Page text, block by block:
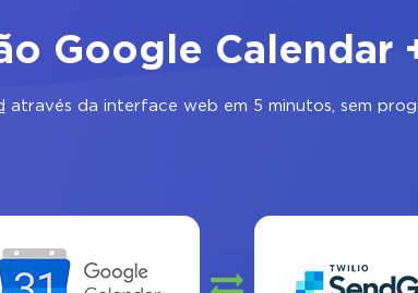
Google Calendar
através da interface web em 5 minutos, sem